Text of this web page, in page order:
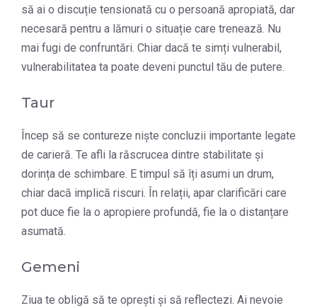
să ai o discuție tensionată cu o persoană apropiată, dar
necesară pentru a lămuri o situație care trenează. Nu
mai fugi de confruntări. Chiar dacă te simți vulnerabil,
vulnerabilitatea ta poate deveni punctul tău de putere.
Taur
Încep să se contureze niște concluzii importante legate
de carieră. Te afli la răscrucea dintre stabilitate și
dorința de schimbare. E timpul să îți asumi un drum,
chiar dacă implică riscuri. În relații, apar clarificări care
pot duce fie la o apropiere profundă, fie la o distanțare
asumată.
Gemeni
Ziua te obligă să te oprești și să reflectezi. Ai nevoie